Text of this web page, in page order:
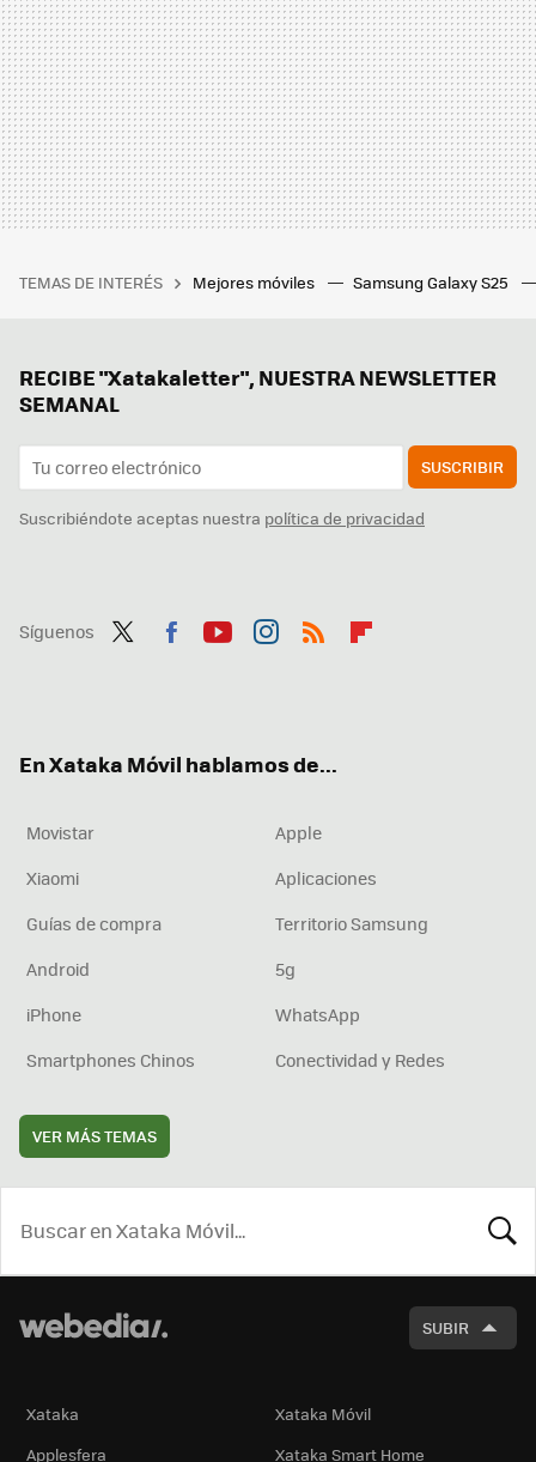
TEMAS DE INTERÉS Mejores móviles Samsung Galaxy S25
RECIBE "Xatakaletter", NUESTRA NEWSLETTER
SEMANAL
SUSCRIBIR
Suscribiéndote aceptas nuestra política de privacidad
Síguenos
En Xataka Móvil hablamos de...
Movistar
Apple
Xiaomi
Aplicaciones
Guías de compra
Territorio Samsung
Android
5g
iPhone
WhatsApp
Smartphones Chinos
Conectividad y Redes
VER MÁS TEMAS
SUBIR
Xataka
Xataka Móvil
Applesfera
Xataka Smart Home